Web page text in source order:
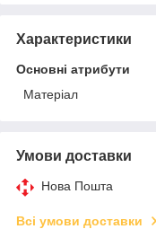
Характеристики
Основні атрибути
Матеріал
Умови доставки
Нова Пошта
Всі умови доставки